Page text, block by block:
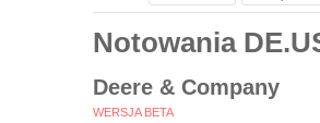
Notowania
Deere & Company
WERSJA BETA